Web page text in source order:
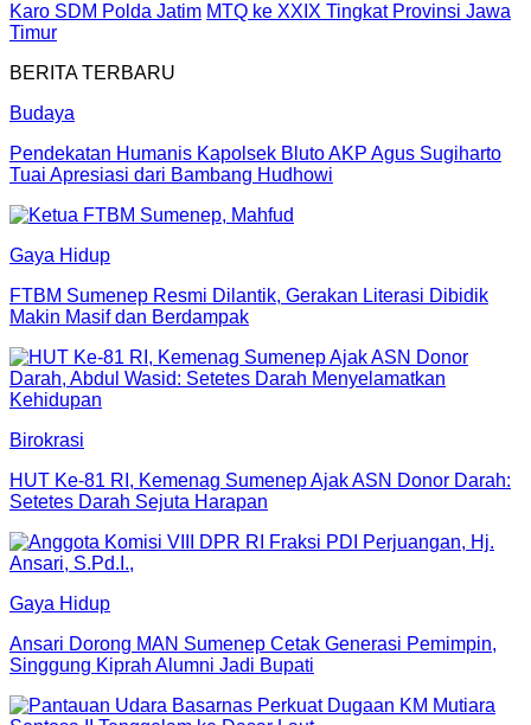
Karo SDM Polda Jatim MTQ ke XXIX Tingkat Provinsi Jawa
Timur
BERITA TERBARU
Budaya
Pendekatan Humanis Kapolsek Bluto AKP Agus Sugiharto
Tuai Apresiasi dari Bambang Hudhowi
Gaya Hidup
FTBM Sumenep Resmi Dilantik, Gerakan Literasi Dibidik
Makin Masif dan Berdampak
Birokrasi
HUT Ke-81 RI, Kemenag Sumenep Ajak ASN Donor Darah:
Setetes Darah Sejuta Harapan
Gaya Hidup
Ansari Dorong MAN Sumenep Cetak Generasi Pemimpin,
Singgung Kiprah Alumni Jadi Bupati